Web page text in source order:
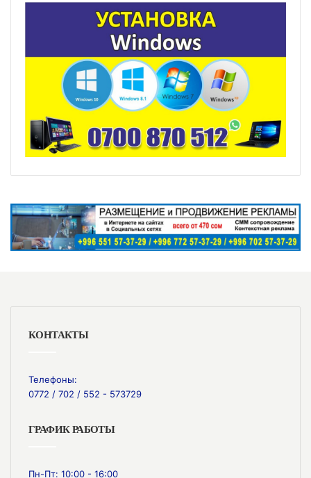
КОНТАКТЫ
Телефоны:
0772 / 702 / 552 - 573729
ГРАФИК РАБОТЫ
Пн-Пт: 10:00 - 16:00